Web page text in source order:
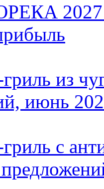
2027:
из
июнь
с